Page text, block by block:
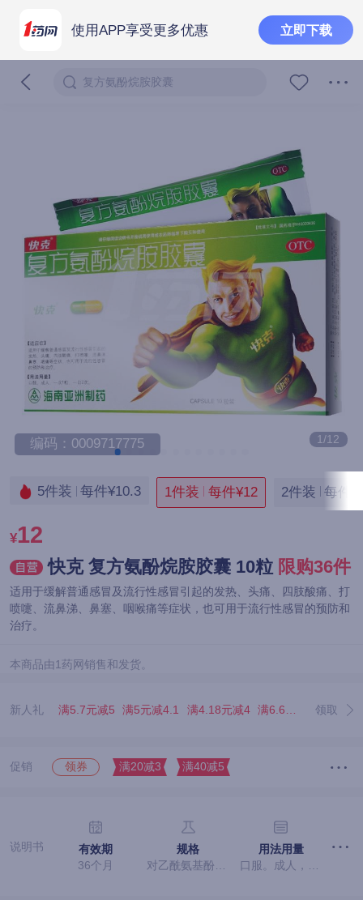
使用APP享受更多优惠 立即下载
复方氨酚烷胺胶囊
1/12
编码：0009717775
5件装 每件¥10.3 1件装 每件¥12 2件装 每件
¥12
快克 复方氨酚烷胺胶囊 10粒 限购36件
适用于缓解普通感冒及流行性感冒引起的发热、头痛、四肢酸痛、打
喷嚏、流鼻涕、鼻塞、咽喉痛等症状，也可用于流行性感冒的预防和
治疗。
本商品由1药网销售和发货。
新人礼 领取
满5.7元减5 满5元减4.1 满4.18元减4 满6.67元减5.07 满
促销 领券 满20减3 满40减5
说明书
有效期
36个月
规格
用法用量